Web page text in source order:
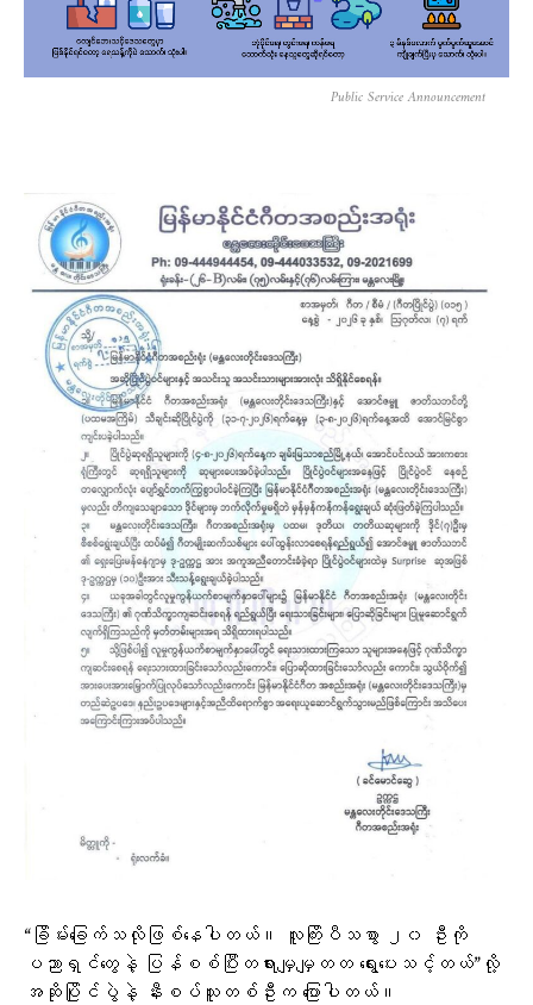
Public Service Announcement
“ခြိမ်းခြေက်သလိုဖြစ်နေပါတယ်။ လူကြိးပီသစွာ ၂၀ ဦးကို
ပညာရှင်တွေနဲ့ ပြန်စစ်ပြီးတရားမျှမျှတတ ရွေးပေးသင့်တယ်”လို့
အဆိုပြိုင်ပွဲနဲ့ နီးစပ်သူတစ်ဦးက ပြောပါတယ်။